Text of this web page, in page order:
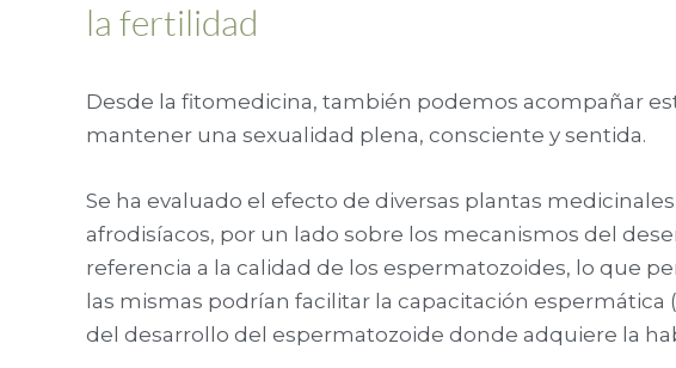
la fertilidad
Desde la fitomedicina, también podemos acompañar
mantener una sexualidad plena, consciente y sentida.
Se ha evaluado el efecto de diversas plantas
afrodisíacos, por un lado sobre los mecanismos del
referencia a la calidad de los espermatozoides, lo que
las mismas podrían facilitar la capacitación espermática
del desarrollo del espermatozoide donde adquiere la